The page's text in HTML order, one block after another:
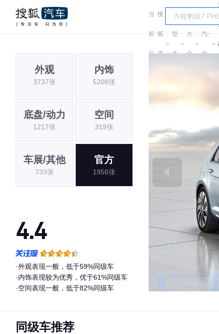
当
前
位
搜
狐
汽
＞
车
型
大
＞
大
众
＞
一
汽-
大
＞
外观
3737张
内饰
5208张
底盘/动力
1217张
空间
319张
车展/其他
733张
官方
1956张
4.4
·外观表现一般，低于59%同级车
·内饰表现较为优秀，优于61%同级车
·空间表现一般，低于82%同级车
同级车推荐